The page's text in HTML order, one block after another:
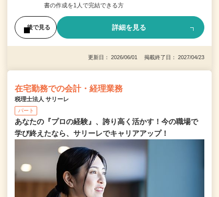
書の作成を1人で完結できる方
後で見る 詳細を見る
更新日： 2026/06/01 掲載終了日： 2027/04/23
在宅勤務での会計・経理業務
税理士法人 サリーレ
パート
あなたの『プロの経験』、誇り高く活かす！今の職場で
学び終えたなら、サリーレでキャリアアップ！